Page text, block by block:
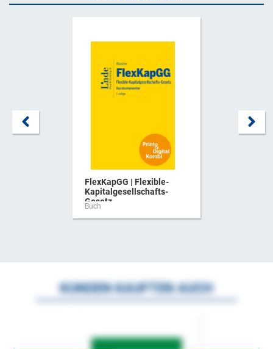
FlexKapGG | Flexible-
Kapitalgesellschafts-
Gesetz ...
Buch
KUNDEN KAUFTEN AUCH